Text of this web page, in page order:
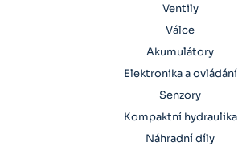
Ventily
Válce
Akumulátory
Elektronika a ovládání
Senzory
Kompaktní hydraulika
Náhradní díly